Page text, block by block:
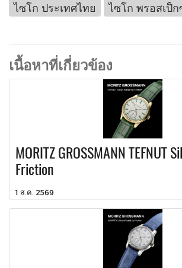
ไซโก ประเทศไทย
ไซโก พรอสเป็ก
เนื้อหาที่เกี่ยวข้อง
MORITZ GROSSMANN TEFNUT
Friction
1 ส.ค. 2569